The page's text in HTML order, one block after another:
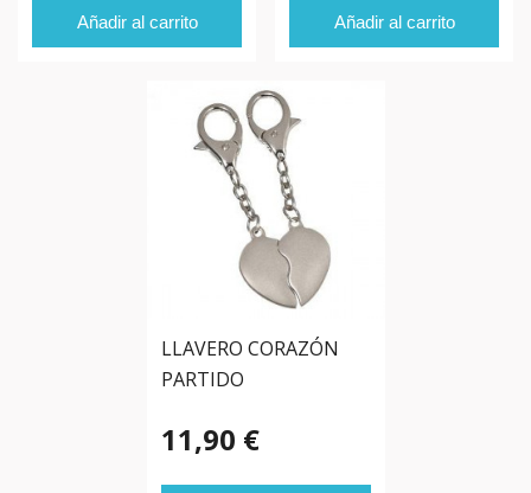
Añadir al carrito Añadir al carrito
LLAVERO CORAZÓN
PARTIDO
11,90 €